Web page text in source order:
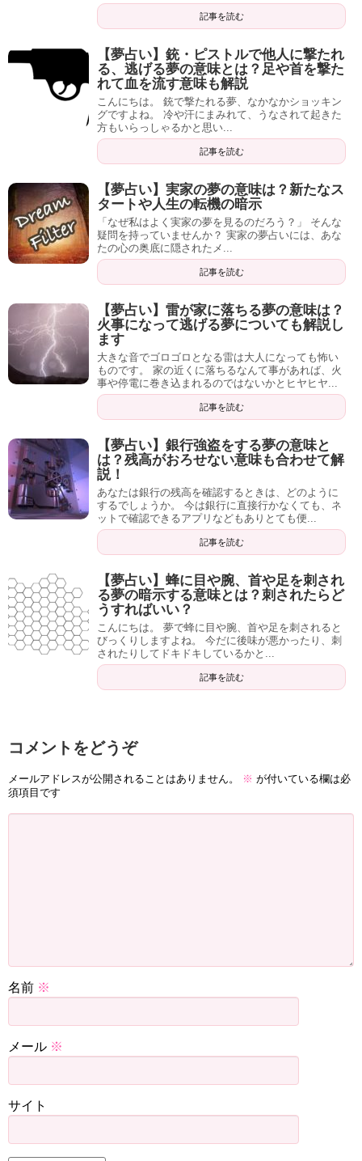
記事を読む
【夢占い】銃・ピストルで他人に撃たれ
る、逃げる夢の意味とは？足や首を撃た
れて血を流す意味も解説
こんにちは。 銃で撃たれる夢、なかなかショッキン
グですよね。 冷や汗にまみれて、うなされて起きた
方もいらっしゃるかと思い...
記事を読む
【夢占い】実家の夢の意味は？新たなス
タートや人生の転機の暗示
「なぜ私はよく実家の夢を見るのだろう？」 そんな
疑問を持っていませんか？ 実家の夢占いには、あな
たの心の奥底に隠されたメ...
記事を読む
【夢占い】雷が家に落ちる夢の意味は？
火事になって逃げる夢についても解説し
ます
大きな音でゴロゴロとなる雷は大人になっても怖い
ものです。 家の近くに落ちるなんて事があれば、火
事や停電に巻き込まれるのではないかとヒヤヒヤ...
記事を読む
【夢占い】銀行強盗をする夢の意味と
は？残高がおろせない意味も合わせて解
説！
あなたは銀行の残高を確認するときは、どのように
するでしょうか。 今は銀行に直接行かなくても、ネ
ットで確認できるアプリなどもありとても便...
記事を読む
【夢占い】蜂に目や腕、首や足を刺され
る夢の暗示する意味とは？刺されたらど
うすればいい？
こんにちは。 夢で蜂に目や腕、首や足を刺されると
びっくりしますよね。 今だに後味が悪かったり、刺
されたりしてドキドキしているかと...
記事を読む
コメントをどうぞ
メールアドレスが公開されることはありません。 ※ が付いている欄は必
須項目です
名前 ※
メール ※
サイト